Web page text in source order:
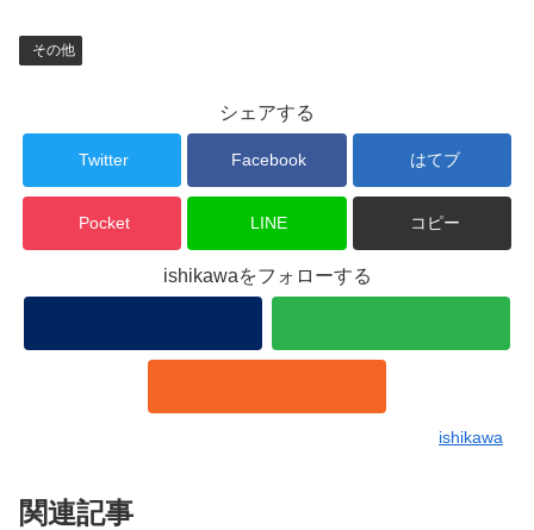
その他
シェアする
Twitter Facebook はてブ
Pocket LINE コピー
ishikawaをフォローする
ishikawa
関連記事